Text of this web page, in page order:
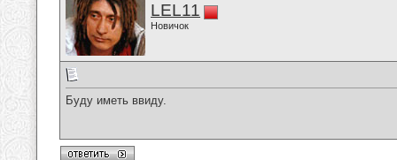
LEL11
Новичок
Буду иметь ввиду.